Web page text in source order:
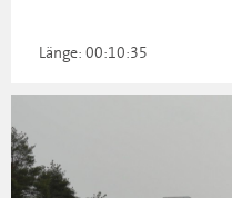
Länge: 00:10:35